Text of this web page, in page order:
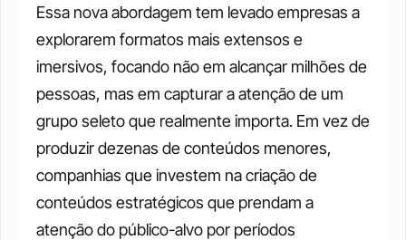
Essa nova abordagem tem levado empresas a
explorarem formatos mais extensos e
imersivos, focando não em alcançar milhões de
pessoas, mas em capturar a atenção de um
grupo seleto que realmente importa. Em vez de
produzir dezenas de conteúdos menores,
companhias que investem na criação de
conteúdos estratégicos que prendam a
atenção do público-alvo por períodos